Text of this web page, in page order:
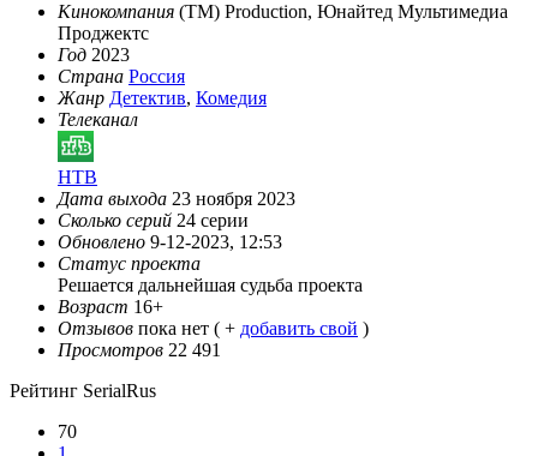
Кинокомпания (TM) Production, Юнайтед Мультимедиа
Проджектс
Год 2023
Страна Россия
Жанр Детектив, Комедия
Телеканал
НТВ
Дата выхода 23 ноября 2023
Сколько серий 24 серии
Обновлено 9-12-2023, 12:53
Статус проекта
Решается дальнейшая судьба проекта
Возраст 16+
Отзывов пока нет ( + добавить свой )
Просмотров 22 491
Рейтинг SerialRus
70